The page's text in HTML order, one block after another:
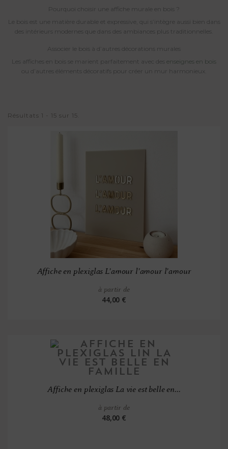
Pourquoi choisir une affiche murale en bois ?
Le bois est une matière durable et expressive, qui s’intègre aussi bien dans
des intérieurs modernes que dans des ambiances plus traditionnelles.
Associer le bois à d’autres décorations murales
Les affiches en bois se marient parfaitement avec des enseignes en bois
ou d’autres éléments décoratifs pour créer un mur harmonieux.
Résultats 1 - 15 sur 15.
Affiche en plexiglas L'amour l'amour l'amour
à partir de
44,00 €
Affiche en plexiglas La vie est belle en...
à partir de
48,00 €